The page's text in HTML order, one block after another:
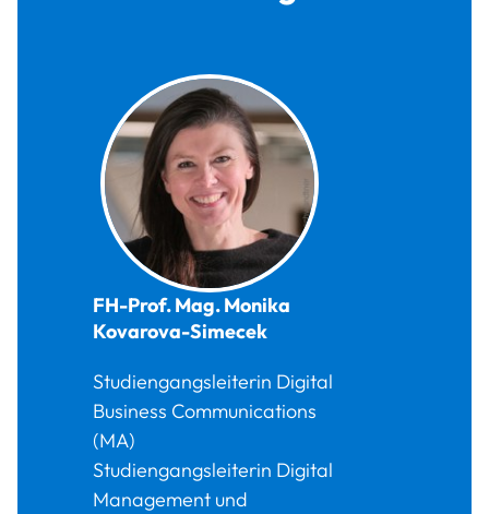
FH-Prof. Mag.Monika
Kovarova-Simecek
Studiengangsleiterin Digital
Business Communications
(MA)
Studiengangsleiterin Digital
Management und